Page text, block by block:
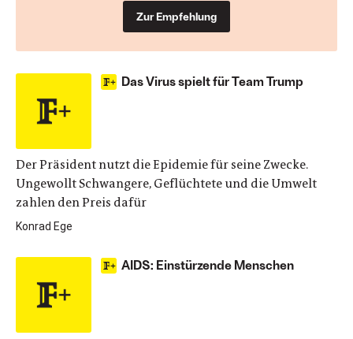
Das Virus spielt für Team Trump
Der Präsident nutzt die Epidemie für seine Zwecke.
Ungewollt Schwangere, Geflüchtete und die Umwelt
zahlen den Preis dafür
Konrad Ege
AIDS: Einstürzende Menschen
Zur Empfehlung